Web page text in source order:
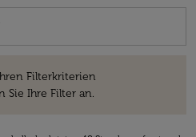
Filterkriterien
Sie Ihre Filter an.